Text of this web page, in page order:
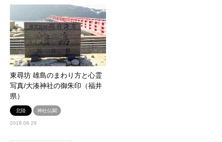
東尋坊 雄島のまわり方と心霊
写真/大湊神社の御朱印（福井
県）
北陸 神社仏閣
2018.08.29